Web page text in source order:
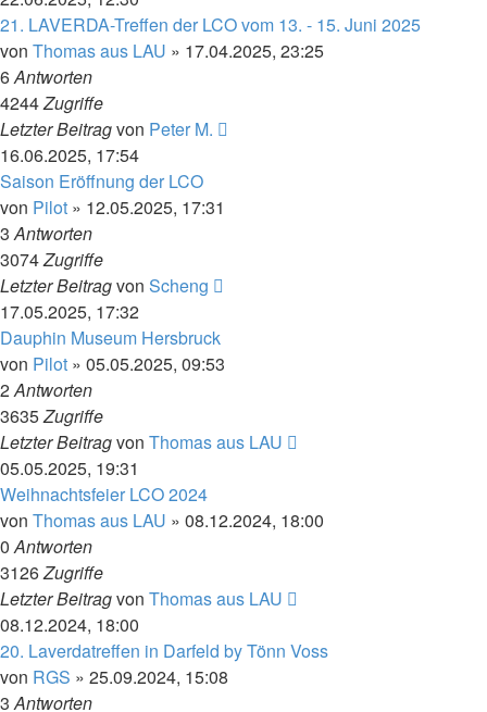
21. LAVERDA-Treffen der LCO vom 13. - 15. Juni 2025
von Thomas aus LAU » 17.04.2025, 23:25
6Antworten
4244Zugriffe
Letzter Beitragvon Peter M.
16.06.2025, 17:54
Saison Eröffnung der LCO
von Pilot » 12.05.2025, 17:31
3Antworten
3074Zugriffe
Letzter Beitragvon Scheng
17.05.2025, 17:32
Dauphin Museum Hersbruck
von Pilot » 05.05.2025, 09:53
2Antworten
3635Zugriffe
Letzter Beitragvon Thomas aus LAU
05.05.2025, 19:31
Weihnachtsfeier LCO 2024
von Thomas aus LAU » 08.12.2024, 18:00
0Antworten
3126Zugriffe
Letzter Beitragvon Thomas aus LAU
08.12.2024, 18:00
20. Laverdatreffen in Darfeld by Tönn Voss
von RGS » 25.09.2024, 15:08
3Antworten